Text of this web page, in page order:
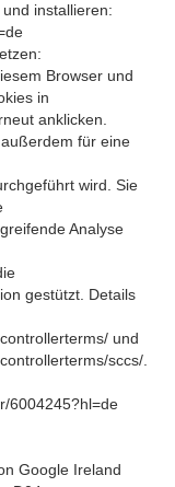
installieren:
Browser und
in
anklicken.
für eine
wird. Sie
Analyse
gestützt. Details
und
sccs/.
6004245?hl=de
Google Ireland